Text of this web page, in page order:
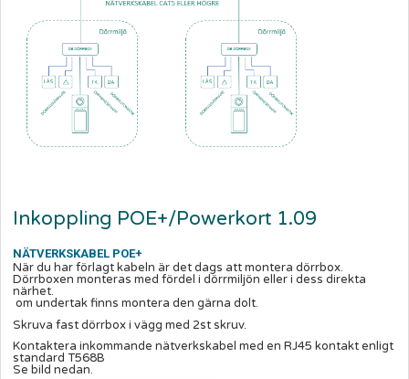
Inkoppling POE+/Powerkort 1.09
NÄTVERKSKABEL POE+
När du har förlagt kabeln är det dags att montera dörrbox.
Dörrboxen monteras med fördel i dörrmiljön eller i dess direkta
närhet.
om undertak finns montera den gärna dolt.
Skruva fast dörrbox i vägg med 2st skruv.
Kontaktera inkommande nätverkskabel med en RJ45 kontakt enligt
standard T568B
Se bild nedan.